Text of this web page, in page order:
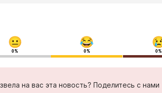
0% 0% 0%
на вас эта новость? Поделитесь с нами